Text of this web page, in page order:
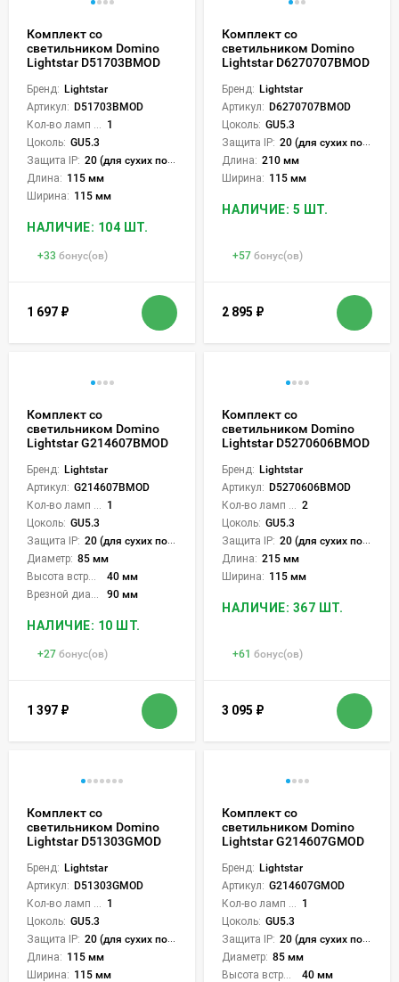
Комплект со
светильником Domino
Lightstar D51703BMOD
Бренд: Lightstar
Артикул: D51703BMOD
1
Цоколь: GU5.3
Защита IP: 20 (для сухих пом.)
Длина: 115 мм
Ширина: 115 мм
НАЛИЧИЕ: 104 ШТ.
+33 бонус(ов)
1 697 ₽
Комплект со
светильником Domino
Lightstar D6270707BMOD
Бренд: Lightstar
Артикул: D6270707BMOD
Цоколь: GU5.3
Защита IP: 20 (для сухих пом.)
Длина: 210 мм
Ширина: 115 мм
НАЛИЧИЕ: 5 ШТ.
+57 бонус(ов)
2 895 ₽
Комплект со
светильником Domino
Lightstar G214607BMOD
Бренд: Lightstar
Артикул: G214607BMOD
1
Цоколь: GU5.3
Защита IP: 20 (для сухих пом.)
Диаметр: 85 мм
40 мм
90 мм
НАЛИЧИЕ: 10 ШТ.
+27 бонус(ов)
1 397 ₽
Комплект со
светильником Domino
Lightstar D5270606BMOD
Бренд: Lightstar
Артикул: D5270606BMOD
2
Цоколь: GU5.3
Защита IP: 20 (для сухих пом.)
Длина: 215 мм
Ширина: 115 мм
НАЛИЧИЕ: 367 ШТ.
+61 бонус(ов)
3 095 ₽
Комплект со
светильником Domino
Lightstar D51303GMOD
Бренд: Lightstar
Артикул: D51303GMOD
1
Цоколь: GU5.3
Защита IP: 20 (для сухих пом.)
Длина: 115 мм
Ширина: 115 мм
Комплект со
светильником Domino
Lightstar G214607GMOD
Бренд: Lightstar
Артикул: G214607GMOD
1
Цоколь: GU5.3
Защита IP: 20 (для сухих пом.)
Диаметр: 85 мм
40 мм